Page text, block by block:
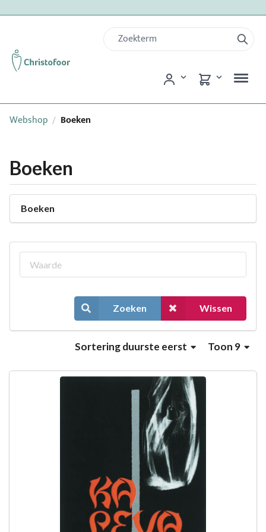
Webshop / Boeken
Boeken
Boeken
Zoeken Wissen
Toon 9
Sorteringduurste eerst